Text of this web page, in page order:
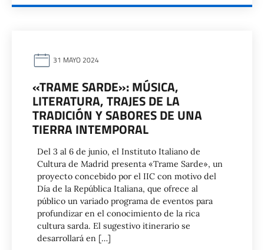
31 MAYO 2024
«TRAME SARDE»: MÚSICA,
LITERATURA, TRAJES DE LA
TRADICIÓN Y SABORES DE UNA
TIERRA INTEMPORAL
Del 3 al 6 de junio, el Instituto Italiano de
Cultura de Madrid presenta «Trame Sarde», un
proyecto concebido por el IIC con motivo del
Día de la República Italiana, que ofrece al
público un variado programa de eventos para
profundizar en el conocimiento de la rica
cultura sarda. El sugestivo itinerario se
desarrollará en […]